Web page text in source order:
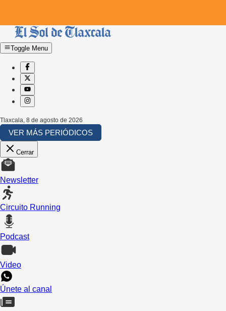
Toggle Menu
Tlaxcala 8 de agosto de 2026
VER MÁS PERIÓDICOS
Cerrar
Newsletter
Circuito Running
Podcast
Video
Únete al canal